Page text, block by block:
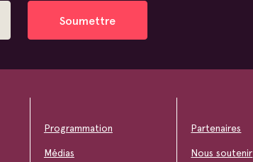
Soumettre
Programmation
Médias
Partenaires
Nous soutenir